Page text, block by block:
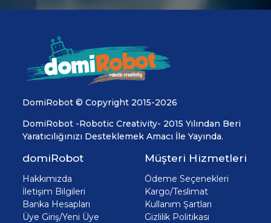
DomiRobot © Copyright 2015-2026
DomiRobot -Robotic Creativity- 2015 Yılından Beri
Yaratıcılığınızı Desteklemek Amacı İle Yayında.
domiRobot
Hakkımızda
İletişim Bilgileri
Banka Hesapları
Üye Giriş/Yeni Üye
Müşteri Hizmetleri
Ödeme Seçenekleri
Kargo/Teslimat
Kullanım Şartları
Gizlilik Politikası